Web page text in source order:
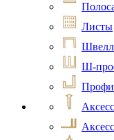
Листы
Ш-